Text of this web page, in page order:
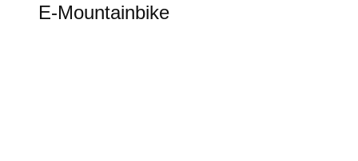
E-Mountainbike